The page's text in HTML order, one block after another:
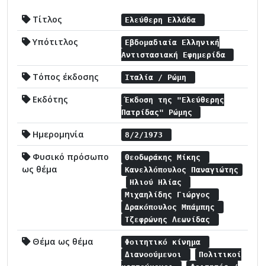
Τίτλος Ελεύθερη Ελλάδα
Υπότιτλος
Εβδομαδιαία Ελληνική
Αντιστασιακή Εφημερίδα
Τόπος έκδοσης Ιταλία / Ρώμη
Εκδότης
Έκδοση της "Ελεύθερης
Πατρίδας" Ρώμης
Ημερομηνία 8/2/1973
Φυσικό πρόσωπο
ως θέμα
Θεοδωράκης Μίκης
Κανελλόπουλος Παναγιώτης
Ηλιού Ηλίας
Μιχαηλίδης Γιώργος
Δρακόπουλος Μπάμπης
Τζεφρώνης Λεωνίδας
Θέμα ως θέμα
Φοιτητικό κίνημα
Διανοούμενοι
Πολιτικοί